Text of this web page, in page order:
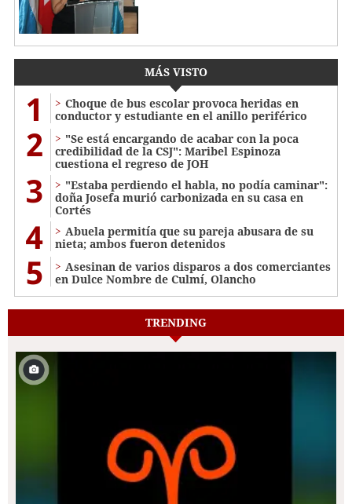
MÁS VISTO
1
Choque de bus escolar provoca heridas en
conductor y estudiante en el anillo periférico
2
"Se está encargando de acabar con la poca
credibilidad de la CSJ": Maribel Espinoza
cuestiona el regreso de JOH
3
"Estaba perdiendo el habla, no podía caminar":
doña Josefa murió carbonizada en su casa en
Cortés
4
Abuela permitía que su pareja abusara de su
nieta; ambos fueron detenidos
5
Asesinan de varios disparos a dos comerciantes
en Dulce Nombre de Culmí, Olancho
TRENDING